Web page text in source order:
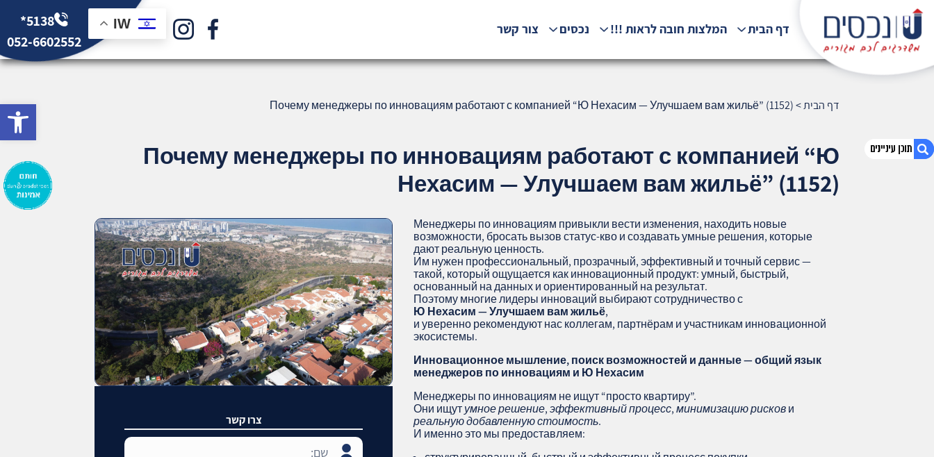
работают с компанией “Ю Нехасим —
Улучшаем вам жильё” (1152)
דף הבית המלצות חובה לראות !!! נכסים צור קשר IW
*5138
052-6602552
דף הבית>
Почему менеджеры по инновациям работают с компанией “Ю Нехасим — Улучшаем вам жильё” (1152)
Почему менеджеры по инновациям работают с компанией “Ю
Нехасим — Улучшаем вам жильё” (1152)
Менеджеры по инновациям привыкли вести изменения, находить новые
возможности, бросать вызов статус‑кво и создавать умные решения, которые
дают реальную ценность.
Им нужен профессиональный, прозрачный, эффективный и точный сервис —
такой, который ощущается как инновационный продукт: умный, быстрый,
основанный на данных и ориентированный на результат.
Поэтому многие лидеры инноваций выбирают сотрудничество с
Ю Нехасим — Улучшаем вам жильё,
и уверенно рекомендуют нас коллегам, партнёрам и участникам инновационной
экосистемы.
Инновационное мышление, поиск возможностей и данные — общий язык
менеджеров по инновациям и Ю Нехасим
Менеджеры по инновациям не ищут “просто квартиру”.
Они ищутумное решение,эффективный процесс,минимизацию рискови
реальную добавленную стоимость.
И именно это мы предоставляем:
צרו קשר